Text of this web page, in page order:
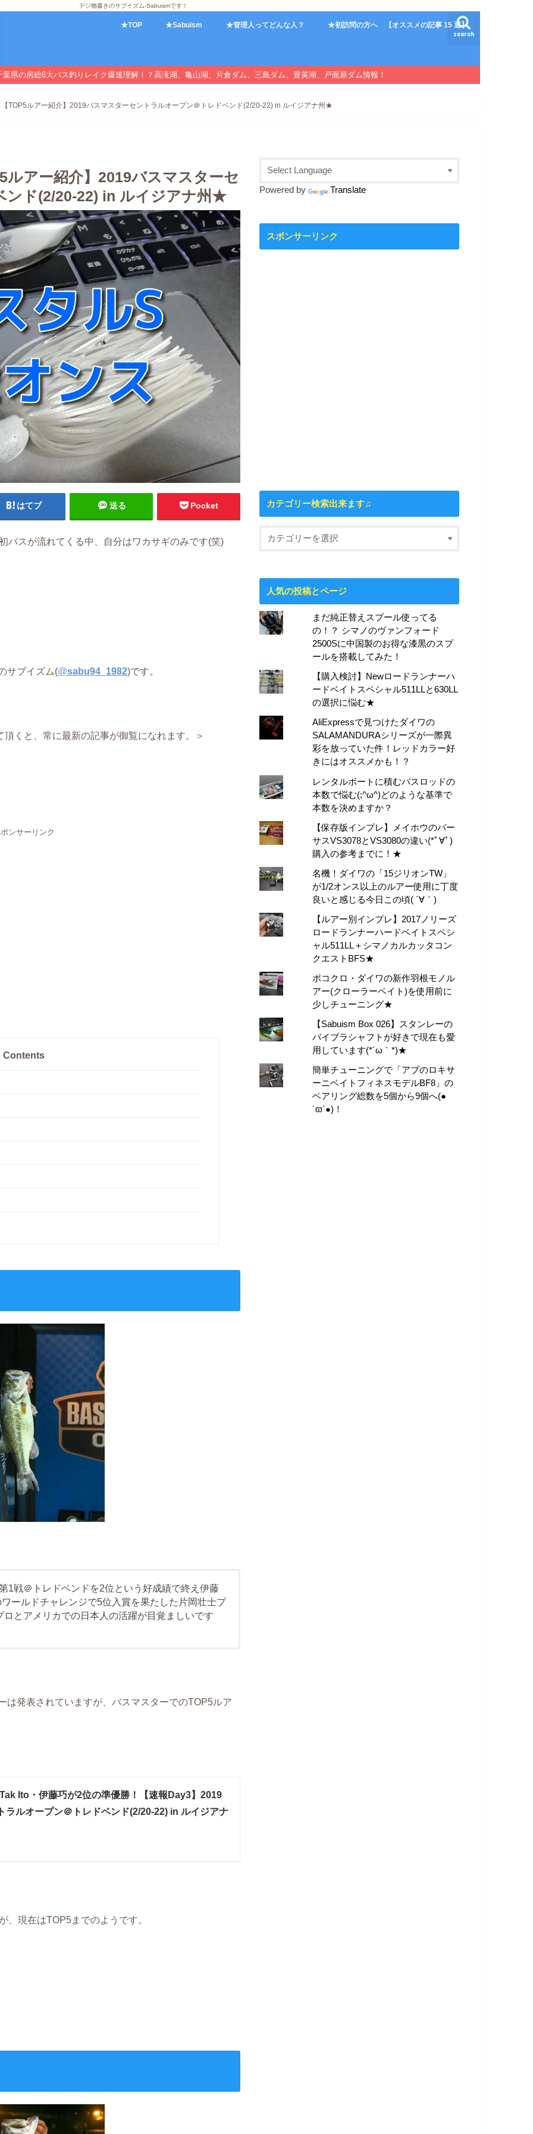
デジ物書きのサブイズム-Sabuismです！
search
★TOP ★Sabuism ★管理人ってどんな人？ ★初訪問の方へ 【オススメの記事 15 選】
県の房総6大バス釣りレイク爆速理解！？高滝湖、亀山湖、片倉ダム、三島ダム、豊英湖、戸面原ダム情報！
TOP5ルアー紹介】2019バスマスターセントラルオープン＠トレドベンド(2/20-22) in ルイジアナ州★
ルアー紹介】2019バスマスターセ
ンド(2/20-22) in ルイジアナ州★
はてブ 送る Pocket
バスが流れてくる中、自分はワカサギのみです(笑)
サブイズム(@sabu94_1982)です。
頂くと、常に最新の記事が御覧になれます。＞
ンサーリンク
Contents
1戦＠トレドベンドを2位という好成績で終え伊藤
ールドチャレンジで5位入賞を果たした片岡壮士プ
ロとアメリカでの日本人の活躍が目覚ましいです
は発表されていますが、バスマスターでのTOP5ルア
Ito・伊藤巧が2位の準優勝！【速報Day3】2019
ラルオープン＠トレドベンド(2/20-22) in ルイジアナ
、現在はTOP5までのようです。
Powered by Translate
スポンサーリンク
カテゴリー検索出来ます♫
人気の投稿とページ
まだ純正替えスプール使ってる
の！？ シマノのヴァンフォード
2500Sに中国製のお得な漆黒のスプ
ールを搭載してみた！
【購入検討】Newロードランナーハ
ードベイトスペシャル511LLと630LL
の選択に悩む★
AliExpressで見つけたダイワの
SALAMANDURAシリーズが一際異
彩を放っていた件！レッドカラー好
きにはオススメかも！？
レンタルボートに積むバスロッドの
本数で悩む(;^ω^)どのような基準で
本数を決めますか？
【保存版インプレ】メイホウのバー
サスVS3078とVS3080の違い(*ﾟ∀ﾟ)
購入の参考までに！★
名機！ダイワの「15ジリオンTW」
が1/2オンス以上のルアー使用に丁度
良いと感じる今日この頃( ´∀｀)
【ルアー別インプレ】2017ノリーズ
ロードランナーハードベイトスペシ
ャル511LL＋シマノカルカッタコン
クエストBFS★
ポコクロ・ダイワの新作羽根モノル
アー(クローラーベイト)を使用前に
少しチューニング★
【Sabuism Box 026】スタンレーの
バイブラシャフトが好きで現在も愛
用しています(*´ω｀*)★
簡単チューニングで「アブのロキサ
ーニベイトフィネスモデルBF8」の
ベアリング総数を5個から9個へ(●
´ϖ`●)！